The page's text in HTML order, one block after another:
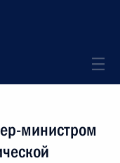
министром